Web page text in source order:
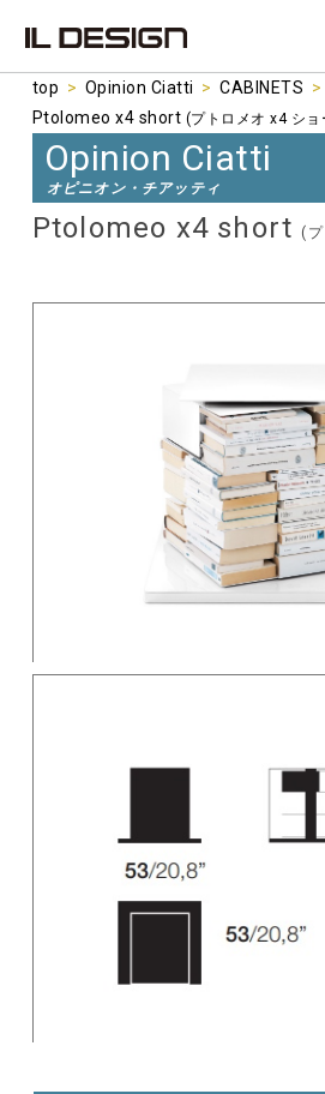
top > Opinion Ciatti > CABINETS >
Ptolomeo x4 short (プトロメオ x4 ショ
Opinion Ciatti
オピニオン・チアッティ
Ptolomeo x4 short (